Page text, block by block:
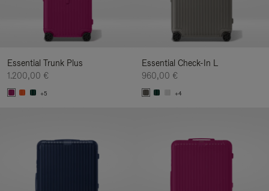
Essential Trunk Plus
1.200,00 €
+5
Essential Check-In L
960,00 €
+4